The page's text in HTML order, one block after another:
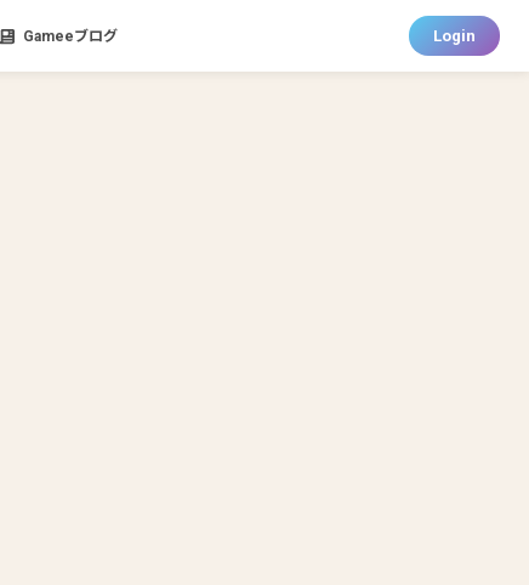
Gameeブログ Login